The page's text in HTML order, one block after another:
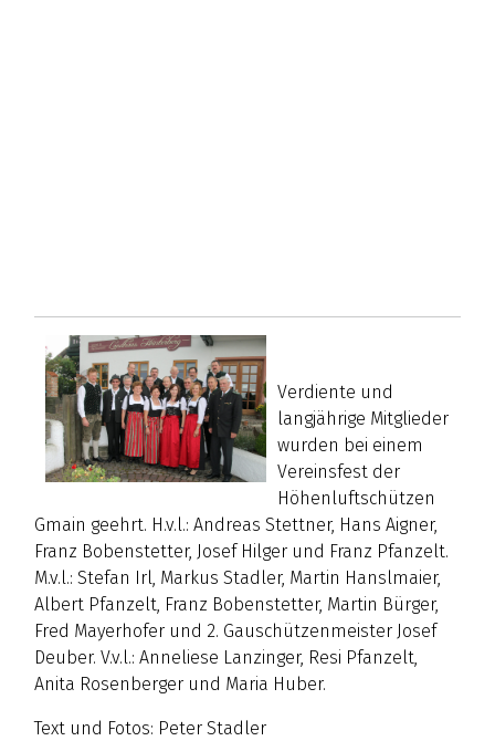
Verdiente und
langjährige Mitglieder
wurden bei einem
Vereinsfest der
Höhenluftschützen
Gmain geehrt. H.v.l.: Andreas Stettner, Hans Aigner,
Franz Bobenstetter, Josef Hilger und Franz Pfanzelt.
M.v.l.: Stefan Irl, Markus Stadler, Martin Hanslmaier,
Albert Pfanzelt, Franz Bobenstetter, Martin Bürger,
Fred Mayerhofer und 2. Gauschützenmeister Josef
Deuber. V.v.l.: Anneliese Lanzinger, Resi Pfanzelt,
Anita Rosenberger und Maria Huber.
Text und Fotos: Peter Stadler